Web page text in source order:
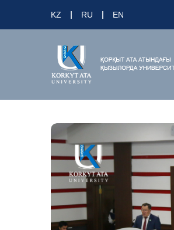
KZ RU EN